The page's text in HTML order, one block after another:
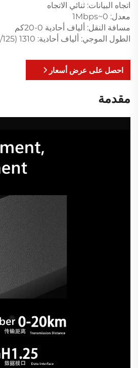
اتجاه البيانات: ثنائي الاتجاه
معدل: 0~1Mbps
مسافة النقل: ألياف أحادية 0-20كم
الطول الموجي: ألياف أحادية: 1310 (9/125 μm) +1550
احصل على عرض أسعار
مقدمة